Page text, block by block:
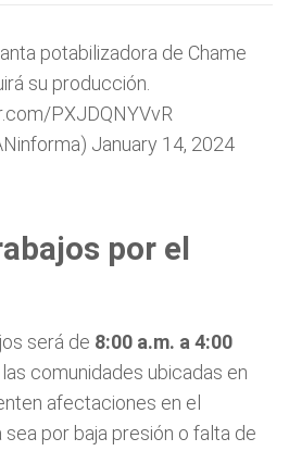
potabilizadora de Chame
su producción.
PXJDQNYVvR
January 14, 2024
por el
será de 8:00 a.m. a 4:00
comunidades ubicadas en
afectaciones en el
sea por baja presión o falta de